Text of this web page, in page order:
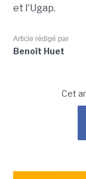
et l'Ugap.
Article rédigé par
Benoît Huet
Cet